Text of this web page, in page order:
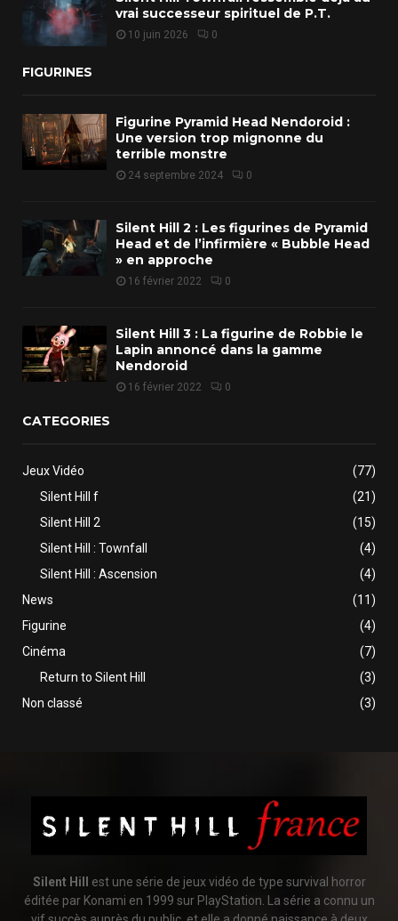
vrai successeur spirituel de P.T.
10 juin 2026 0
FIGURINES
Figurine Pyramid Head Nendoroid :
Une version trop mignonne du
terrible monstre
24 septembre 2024 0
Silent Hill 2 : Les figurines de Pyramid
Head et de l’infirmière « Bubble Head
» en approche
16 février 2022 0
Silent Hill 3 : La figurine de Robbie le
Lapin annoncé dans la gamme
Nendoroid
16 février 2022 0
CATEGORIES
Jeux Vidéo
(77)
Silent Hill f
(21)
Silent Hill 2
(15)
Silent Hill : Townfall
(4)
Silent Hill : Ascension
(4)
News
(11)
Figurine
(4)
Cinéma
(7)
Return to Silent Hill
(3)
Non classé
(3)
Silent Hill
est une série de jeux vidéo de type survival horror
éditée par Konami en 1999 sur PlayStation. La série a connu un